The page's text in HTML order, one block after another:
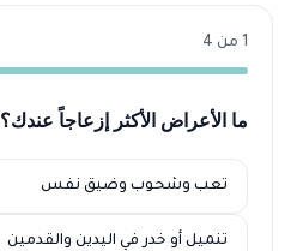
1 من 4
ما الأعراض الأكثر إزعاجاً عندك؟
تعب وشحوب وضيق نفس
تنميل أو خدر في اليدين والقدمين